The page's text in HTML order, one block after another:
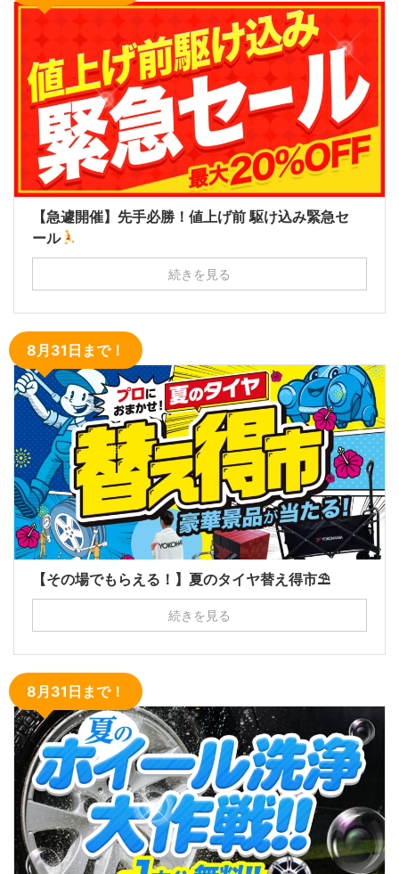
【急遽開催】先手必勝！値上げ前 駆け込み緊急セ
ール
続きを見る
8月31日まで！
【その場でもらえる！】夏のタイヤ替え得市⛱
続きを見る
8月31日まで！